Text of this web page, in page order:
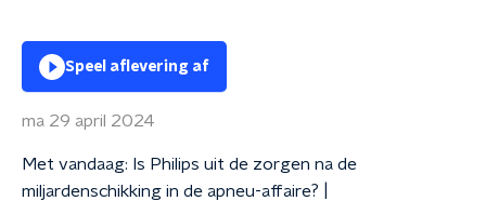
Speel aflevering af
ma 29 april 2024
Met vandaag: Is Philips uit de zorgen na de
miljardenschikking in de apneu-affaire? |